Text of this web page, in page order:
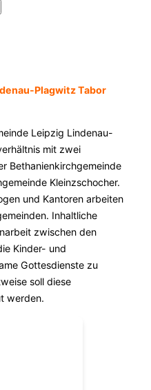
PlagwitzTabor
Leipzig Lindenau-
mit zwei
Bethanienkirchgemeinde
Kleinzschocher.
und Kantoren arbeiten
Inhaltliche
zwischen den
Kinder- und
Gottesdienste zu
soll diese
werden.